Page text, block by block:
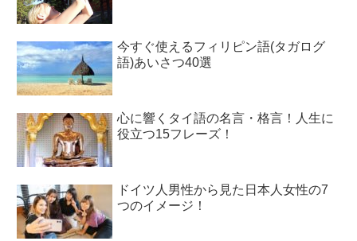
今すぐ使えるフィリピン語(タガログ
語)あいさつ40選
心に響くタイ語の名言・格言！人生に
役立つ15フレーズ！
ドイツ人男性から見た日本人女性の7
つのイメージ！